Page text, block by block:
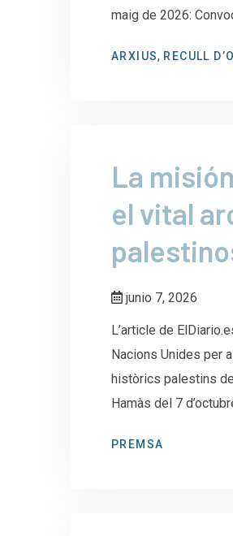
maig de 2026:
ARXIUS, RECULL
La
el vital
junio 7, 2026
L’article de
Nacions Unides per
històrics palestins
Hamàs del 7
PREMSA